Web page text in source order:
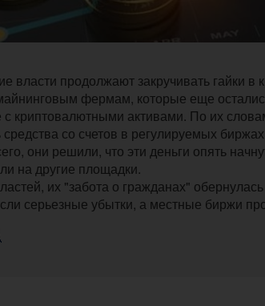
власти продолжают закручивать гайки в
фермам, которые еще
криптовалютными активами. По их
со счетов в регулируемых
они решили, что эти деньги опять
на другие площадки.
их "забота о гражданах"
серьезные убытки, а местные биржи